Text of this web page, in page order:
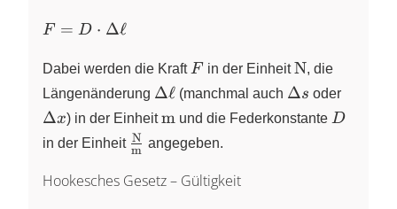
F=D
\Delta
\ell
F = D ⋅ Δℓ
Dabei werden die Kraft F
F in der Einheit\pu{N}
N, die
Längenänderung \Delta
\ell
Δℓ (manchmal auch \Delta
s
Δs oder
x
Δx) in der Einheit\pu{m}
m und die Federkonstante D
D
in der Einheit \frac{\pu{N}}
m
N angegeben.
Hookesches Gesetz – Gültigkeit